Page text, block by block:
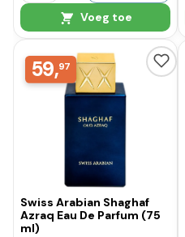
Voeg toe
59,97
Swiss Arabian Shaghaf
Azraq Eau De Parfum (75
ml)